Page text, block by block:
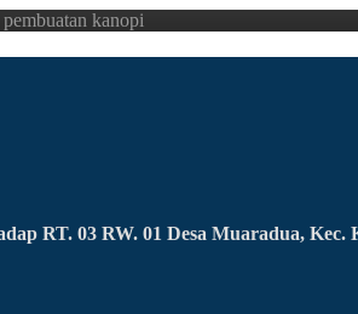
kanopi
RT. 03 RW. 01 Desa Muaradua, Kec.